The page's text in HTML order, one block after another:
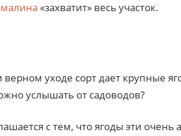
малина «захватит» весь участок.
верном уходе сорт дает крупные
услышать от садоводов?
с тем, что ягоды эти